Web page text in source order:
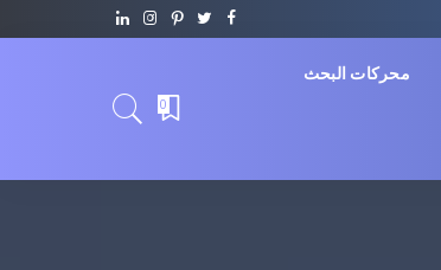
محركات البحث
0